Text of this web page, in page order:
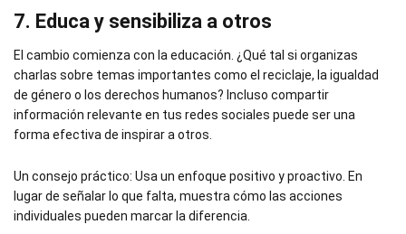
7. Educa y sensibiliza a otros
El cambio comienza con la educación. ¿Qué tal si organizas
charlas sobre temas importantes como el reciclaje, la igualdad
de género o los derechos humanos? Incluso compartir
información relevante en tus redes sociales puede ser una
forma efectiva de inspirar a otros.
Un consejo práctico: Usa un enfoque positivo y proactivo. En
lugar de señalar lo que falta, muestra cómo las acciones
individuales pueden marcar la diferencia.